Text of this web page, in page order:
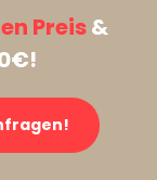
Preis&